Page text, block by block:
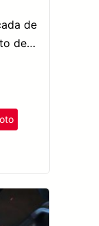
de
de